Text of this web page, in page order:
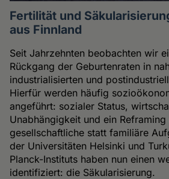
Fertilität und
aus Finnland
Seit Jahrzehnten beobachten wir
Rückgang der Geburtenraten in
industrialisierten und
Hierfür werden häufig
angeführt: sozialer Status,
Unabhängigkeit und ein
gesellschaftliche statt familiäre
der Universitäten Helsinki und
Planck-Instituts haben nun einen
identifiziert: die Säkularisierung.